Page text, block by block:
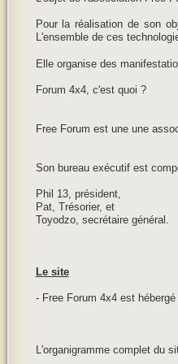
Pour la réalisation de son
L'ensemble de ces
Elle organise des
Forum 4x4, c'est quoi ?
Free Forum est une une
Son bureau exécutif est
Phil 13, président,
Pat, Trésorier, et
Toyodzo, secrétaire général.
Le site
- Free Forum 4x4 est
L'organigramme complet du